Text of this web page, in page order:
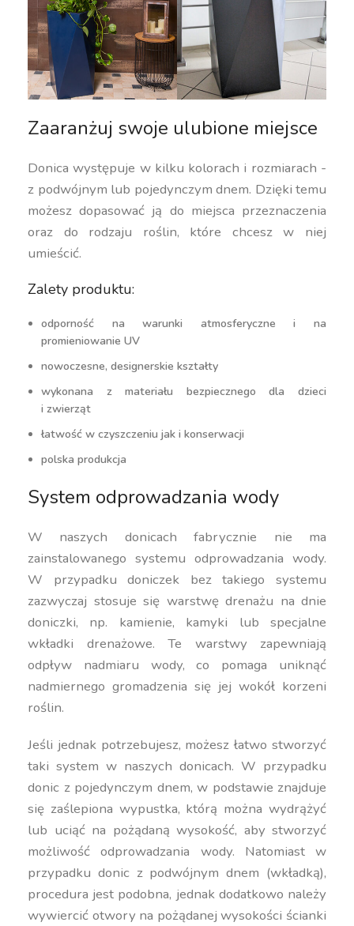
Zaaranżuj swoje ulubione miejsce
Donica występuje w kilku kolorach i rozmiarach -
z podwójnym lub pojedynczym dnem. Dzięki temu
możesz dopasować ją do miejsca przeznaczenia
oraz do rodzaju roślin, które chcesz w niej
umieścić.
Zalety produktu:
odporność na warunki atmosferyczne i na
promieniowanie UV
nowoczesne, designerskie kształty
wykonana z materiału bezpiecznego dla dzieci
i zwierząt
łatwość w czyszczeniu jak i konserwacji
polska produkcja
System odprowadzania wody
W naszych donicach fabrycznie nie ma
zainstalowanego systemu odprowadzania wody.
W przypadku doniczek bez takiego systemu
zazwyczaj stosuje się warstwę drenażu na dnie
doniczki, np. kamienie, kamyki lub specjalne
wkładki drenażowe. Te warstwy zapewniają
odpływ nadmiaru wody, co pomaga uniknąć
nadmiernego gromadzenia się jej wokół korzeni
roślin.
Jeśli jednak potrzebujesz, możesz łatwo stworzyć
taki system w naszych donicach. W przypadku
donic z pojedynczym dnem, w podstawie znajduje
się zaślepiona wypustka, którą można wydrążyć
lub uciąć na pożądaną wysokość, aby stworzyć
możliwość odprowadzania wody. Natomiast w
przypadku donic z podwójnym dnem (wkładką),
procedura jest podobna, jednak dodatkowo należy
wywiercić otwory na pożądanej wysokości ścianki